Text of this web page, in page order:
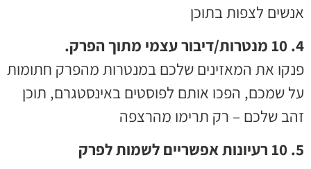
אנשים לצפות בתוכן
4. 10 מנטרות/דיבור עצמי מתוך הפרק.
פנקו את המאזינים שלכם במנטרות מהפרק חתומות
על שמכם, הפכו אותם לפוסטים באינסטגרם, תוכן
זהב שלכם – רק תרימו מהרצפה
5. 10 רעיונות אפשריים לשמות לפרק